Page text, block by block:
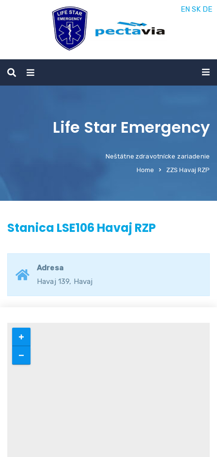
Life Star Emergency
Neštátne zdravotnícke zariadenie
Home
ZZS Havaj RZP
Stanica LSE106 Havaj RZP
Adresa
Havaj 139, Havaj
EN SK DE